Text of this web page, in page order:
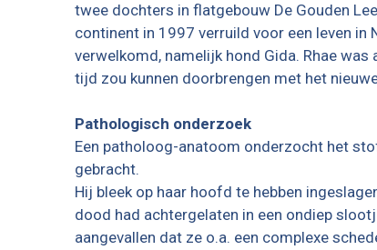
twee dochters in flatgebouw De Gouden
continent in 1997 verruild voor een leven in
verwelkomd, namelijk hond Gida. Rhae
tijd zou kunnen doorbrengen met het
Pathologisch onderzoek
Een patholoog-anatoom onderzocht het
gebracht.
Hij bleek op haar hoofd te hebben
dood had achtergelaten in een ondiep
aangevallen dat ze o.a. een complexe